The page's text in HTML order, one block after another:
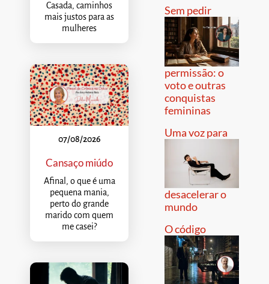
Casada, caminhos
mais justos para as
mulheres
07/08/2026
Cansaço miúdo
Afinal, o que é uma
pequena mania,
perto do grande
marido com quem
me casei?
Sem pedir
permissão: o
voto e outras
conquistas
femininas
Uma voz para
desacelerar o
mundo
O código